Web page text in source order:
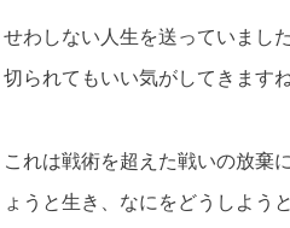
せわしない人生を送っていまし
切られてもいい気がしてきますね
これは戦術を超えた戦いの放棄
ょうと生き、なにをどうしよう